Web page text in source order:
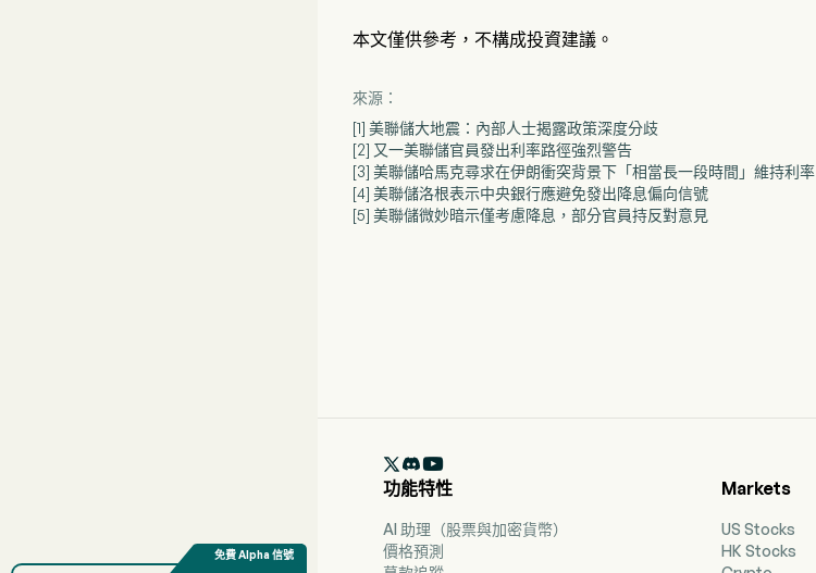
本文僅供參考，不構成投資建議。
來源：
[1] 美聯儲大地震：內部人士揭露政策深度分歧
[2] 又一美聯儲官員發出利率路徑強烈警告
[3] 美聯儲哈馬克尋求在伊朗衝突背景下「相當長一段時間」維持利率
[4] 美聯儲洛根表示中央銀行應避免發出降息偏向信號
[5] 美聯儲微妙暗示僅考慮降息，部分官員持反對意見

功能特性
AI 助理（股票與加密貨幣）
價格預測
Markets
US Stocks
HK Stocks